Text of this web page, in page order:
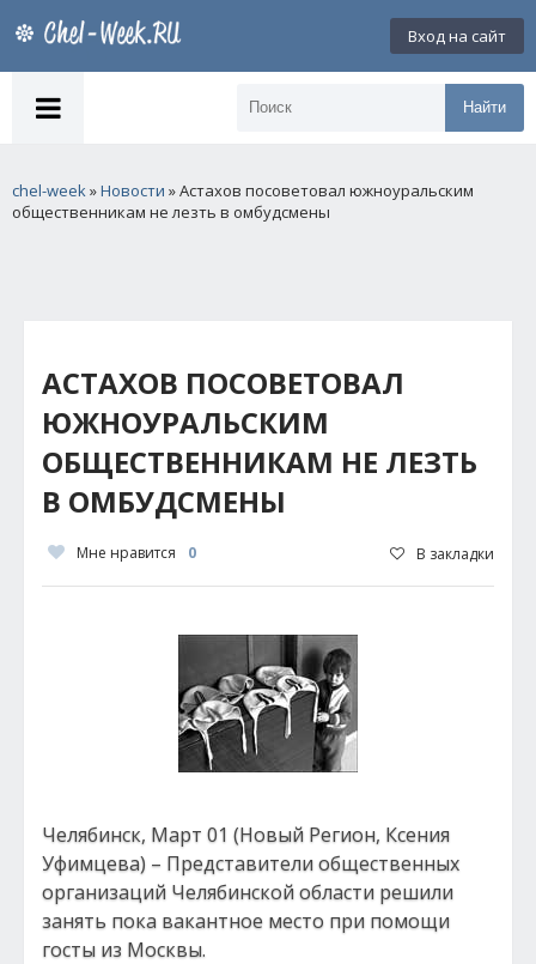
Вход на сайт
Найти
chel-week»Новости » Астахов посоветовал южноуральским
общественникам не лезть в омбудсмены
АСТАХОВ ПОСОВЕТОВАЛ
ЮЖНОУРАЛЬСКИМ
ОБЩЕСТВЕННИКАМ НЕ ЛЕЗТЬ
В ОМБУДСМЕНЫ
Мне нравится 0 В закладки
Челябинск, Март 01 (Новый Регион, Ксения
Уфимцева) – Представители общественных
организаций Челябинской области решили
занять пока вакантное место при помощи
госты из Москвы.